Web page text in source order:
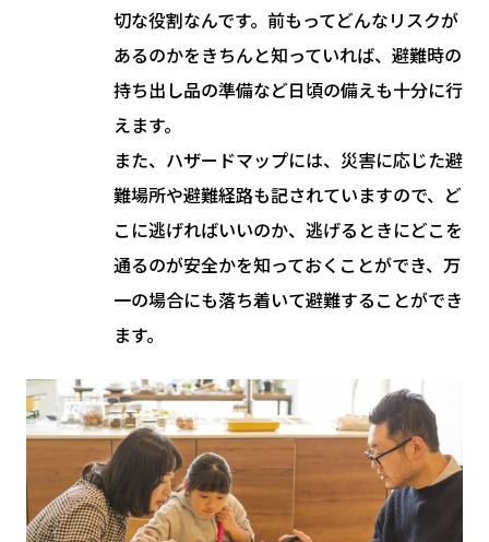
切な役割なんです。前もってどんなリスクが
あるのかをきちんと知っていれば、避難時の
持ち出し品の準備など日頃の備えも十分に行
えます。
また、ハザードマップには、災害に応じた避
難場所や避難経路も記されていますので、ど
こに逃げればいいのか、逃げるときにどこを
通るのが安全かを知っておくことができ、万
一の場合にも落ち着いて避難することができ
ます。